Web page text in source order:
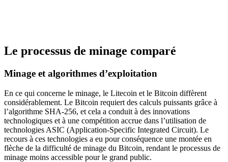
Le processus de minage comparé
Minage et algorithmes d’exploitation
En ce qui concerne le minage, le Litecoin et le Bitcoin diffèrent
considérablement. Le Bitcoin requiert des calculs puissants grâce à
l’algorithme SHA-256, et cela a conduit à des innovations
technologiques et à une compétition accrue dans l’utilisation de
technologies ASIC (Application-Specific Integrated Circuit). Le
recours à ces technologies a eu pour conséquence une montée en
flèche de la difficulté de minage du Bitcoin, rendant le processus de
minage moins accessible pour le grand public.